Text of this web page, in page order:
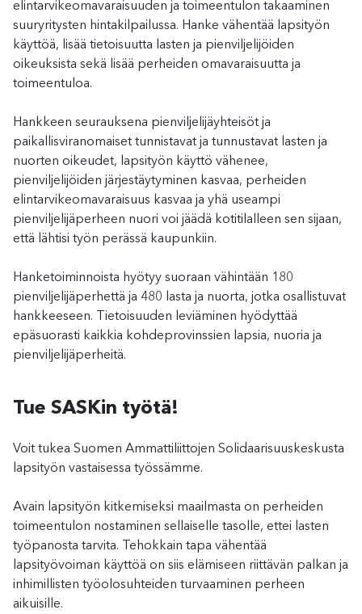
elintarvikeomavaraisuuden ja toimeentulon takaaminen
suuryritysten hintakilpailussa. Hanke vähentää lapsityön
käyttöä, lisää tietoisuutta lasten ja pienviljelijöiden
oikeuksista sekä lisää perheiden omavaraisuutta ja
toimeentuloa.
Hankkeen seurauksena pienviljelijäyhteisöt ja
paikallisviranomaiset tunnistavat ja tunnustavat lasten ja
nuorten oikeudet, lapsityön käyttö vähenee,
pienviljelijöiden järjestäytyminen kasvaa, perheiden
elintarvikeomavaraisuus kasvaa ja yhä useampi
pienviljelijäperheen nuori voi jäädä kotitilalleen sen sijaan,
että lähtisi työn perässä kaupunkiin.
Hanketoiminnoista hyötyy suoraan vähintään 180
pienviljelijäperhettä ja 480 lasta ja nuorta, jotka osallistuvat
hankkeeseen. Tietoisuuden leviäminen hyödyttää
epäsuorasti kaikkia kohdeprovinssien lapsia, nuoria ja
pienviljelijäperheitä.
Tue SASKin työtä!
Voit tukea Suomen Ammattiliittojen Solidaarisuuskeskusta
lapsityön vastaisessa työssämme.
Avain lapsityön kitkemiseksi maailmasta on perheiden
toimeentulon nostaminen sellaiselle tasolle, ettei lasten
työpanosta tarvita. Tehokkain tapa vähentää
lapsityövoiman käyttöä on siis elämiseen riittävän palkan ja
inhimillisten työolosuhteiden turvaaminen perheen
aikuisille.